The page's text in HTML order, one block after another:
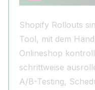
Shopify Rollouts
Tool, mit dem
Onlineshop
schrittweise
A/B-Testing,